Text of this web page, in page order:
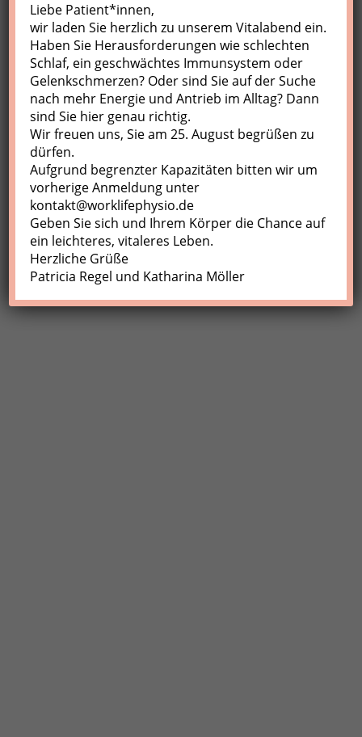
Nächste Kurse
Keine Veranstaltungen
Profil
Meine Buchungen
Abmelden
Liebe Patient*innen,
wir laden Sie herzlich zu unserem Vitalabend ein.
Haben Sie Herausforderungen wie schlechten
Schlaf, ein geschwächtes Immunsystem oder
Gelenkschmerzen? Oder sind Sie auf der Suche
nach mehr Energie und Antrieb im Alltag? Dann
sind Sie hier genau richtig.
Wir freuen uns, Sie am 25. August begrüßen zu
dürfen.
Aufgrund begrenzter Kapazitäten bitten wir um
vorherige Anmeldung unter
kontakt@worklifephysio.de
Geben Sie sich und Ihrem Körper die Chance auf
ein leichteres, vitaleres Leben.
Herzliche Grüße
Patricia Regel und Katharina Möller